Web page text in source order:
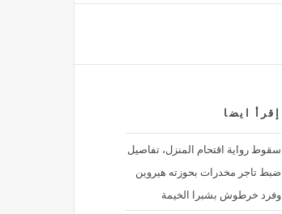
إقرأ ايضا
سقوط رواية اقتحام المنزل، تفاصيل
ضبط تاجر مخدرات بحوزته هيروين
وفرد خرطوش بشبرا الخيمة